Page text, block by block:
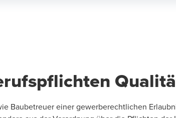
Baubetreuer einer gewerberechtlichen